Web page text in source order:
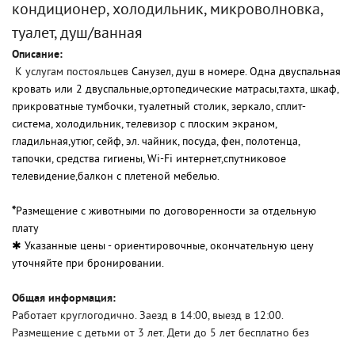
кондиционер, холодильник, микроволновка,
туалет, душ/ванная
Описание:
К услугам постояльцев Санузел, душ в номере. Одна двуспальная
кровать или 2 двуспальные,ортопедические матрасы,тахта, шкаф,
прикроватные тумбочки, туалетный столик, зеркало, сплит-
система, холодильник, телевизор с плоским экраном,
гладильная,утюг, сейф, эл. чайник, посуда, фен, полотенца,
тапочки, средства гигиены, Wi-Fi интернет,спутниковое
телевидение,балкон с плетеной мебелью.
*Размещение с животными по договоренности за отдельную
плату
✱ Указанные цены - ориентировочные, окончательную цену
уточняйте при бронировании.
Общая информация:
Работает круглогодично. Заезд в 14:00, выезд в 12:00.
Размещение с детьми от 3 лет. Дети до 5 лет бесплатно без